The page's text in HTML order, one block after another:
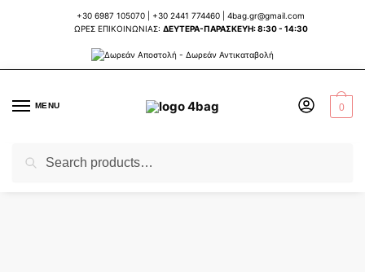
+30 6987 105070 +30 2441 774460
4bag.gr@gmail.com
ΩΡΕΣ ΕΠΙΚΟΙΝΩΝΙΑΣ: ΔΕΥΤΕΡΑ-ΠΑΡΑΣΚΕΥΗ: 8:30 - 14:30
MENU
for:
0
Home ΤΣΑΝΤΕΣ ΓΥΝΑΙΚΕΙΕΣ